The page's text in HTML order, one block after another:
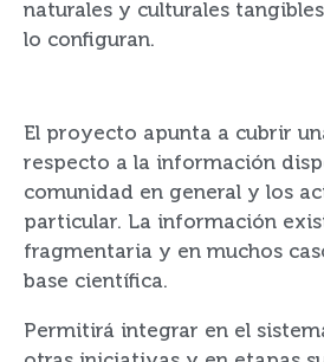
naturales y culturales
lo configuran.
El proyecto apunta a cubrir
respecto a la información
comunidad en general y los
particular. La información
fragmentaria y en muchos
base científica.
Permitirá integrar en el